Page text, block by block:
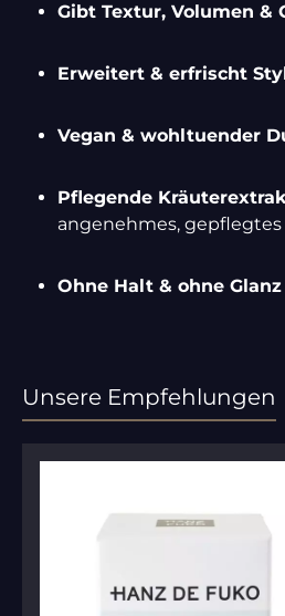
Gibt Textur, Volumen &
Erweitert & erfrischt
Vegan & wohltuender
Pflegende
angenehmes, gepflegtes
Ohne Halt & ohne Glanz
Unsere Empfehlungen